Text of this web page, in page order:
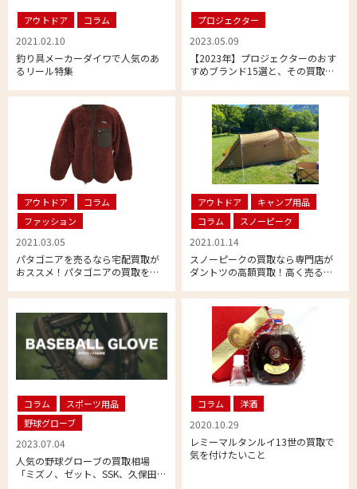
アウトドア コラム
2021.02.10
釣り具メーカーダイワで人気のあ
るリール特集
プロジェクター
2023.05.09
【2023年】プロジェクターのおす
すめブランド15選と、その買取方
アウトドア
コラム
ファッション
2021.03.05
パタゴニアを売るなら宅配買取が
おススメ！パタゴニアの買取をお
アウトドア
キャンプ用品
コラム
スノーピーク
2021.01.14
スノーピークの買取なら専門店が
ダントツの高額買取！高く売るコ
コラム
スポーツ用品
野球グローブ
2023.07.04
人気の野球グローブの買取相場
「ミズノ、ゼット、SSK、久保田ス
コラム 洋酒
2020.10.29
レミーマルタンルイ13世の買取で
気を付けたいこと